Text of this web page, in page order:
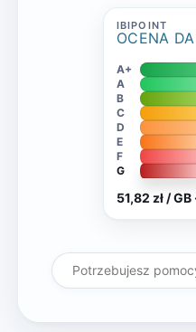
OCENA
A+
A
B
C
D
E
F
G
51,82 zł / GB
Potrzebujesz